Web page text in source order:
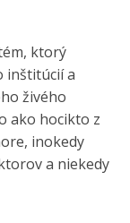
ktorý
inštitúcií a
živého
ako hocikto z
inokedy
a niekedy